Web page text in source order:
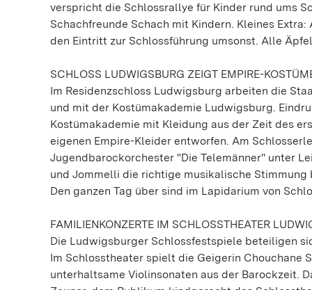
verspricht die Schlossrallye für Kinder rund ums
Schachfreunde Schach mit Kindern. Kleines
den Eintritt zur Schlossführung umsonst. Alle
SCHLOSS LUDWIGSBURG ZEIGT EMPIRE-
Im Residenzschloss Ludwigsburg arbeiten die
und mit der Kostümakademie Ludwigsburg.
Kostümakademie mit Kleidung aus der Zeit des
eigenen Empire-Kleider entworfen. Am
Jugendbarockorchester "Die Telemänner" unter
und Jommelli die richtige musikalische Stimmung
Den ganzen Tag über sind im Lapidarium von
FAMILIENKONZERTE IM SCHLOSSTHEATER
Die Ludwigsburger Schlossfestspiele beteiligen
Im Schlosstheater spielt die Geigerin Chouchane
unterhaltsame Violinsonaten aus der Barockzeit.